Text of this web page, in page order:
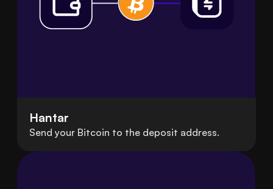
Hantar
Send your Bitcoin to the deposit address.